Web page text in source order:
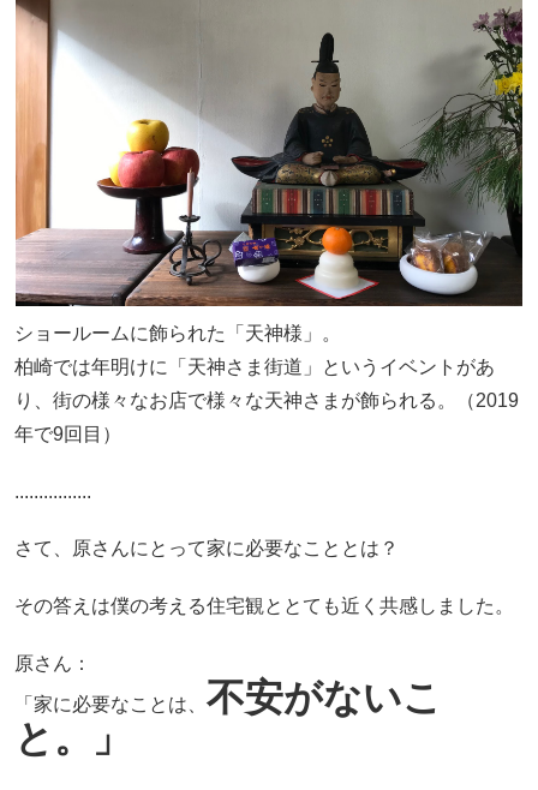
ショールームに飾られた「天神様」。
柏崎では年明けに「天神さま街道」というイベントがあ
り、街の様々なお店で様々な天神さまが飾られる。（2019
年で9回目）
................
さて、原さんにとって家に必要なこととは？
その答えは僕の考える住宅観ととても近く共感しました。
原さん：
「家に必要なことは、 不安がないこ
と。」